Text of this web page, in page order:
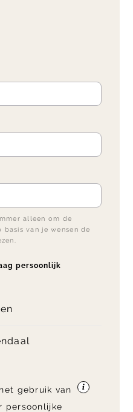
alleen om de
van je wensen de
persoonlijk
gebruik van
persoonlijke